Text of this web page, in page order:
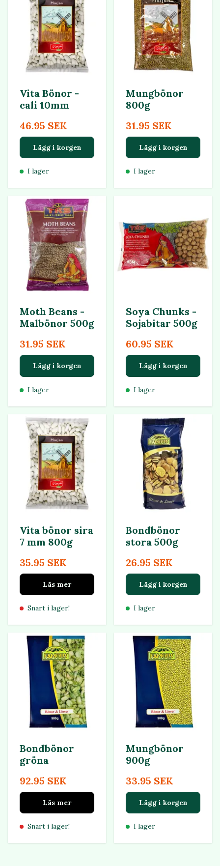
Vita Bönor -
cali 10mm
46.95 SEK
Lägg i korgen
I lager
Mungbönor
800g
31.95 SEK
Lägg i korgen
I lager
Moth Beans -
Malbönor 500g
31.95 SEK
Lägg i korgen
I lager
Soya Chunks -
Sojabitar 500g
60.95 SEK
Lägg i korgen
I lager
Vita bönor sira
7 mm 800g
35.95 SEK
Läs mer
Snart i lager!
Bondbönor
stora 500g
26.95 SEK
Lägg i korgen
I lager
Bondbönor
gröna
92.95 SEK
Läs mer
Snart i lager!
Mungbönor
900g
33.95 SEK
Lägg i korgen
I lager